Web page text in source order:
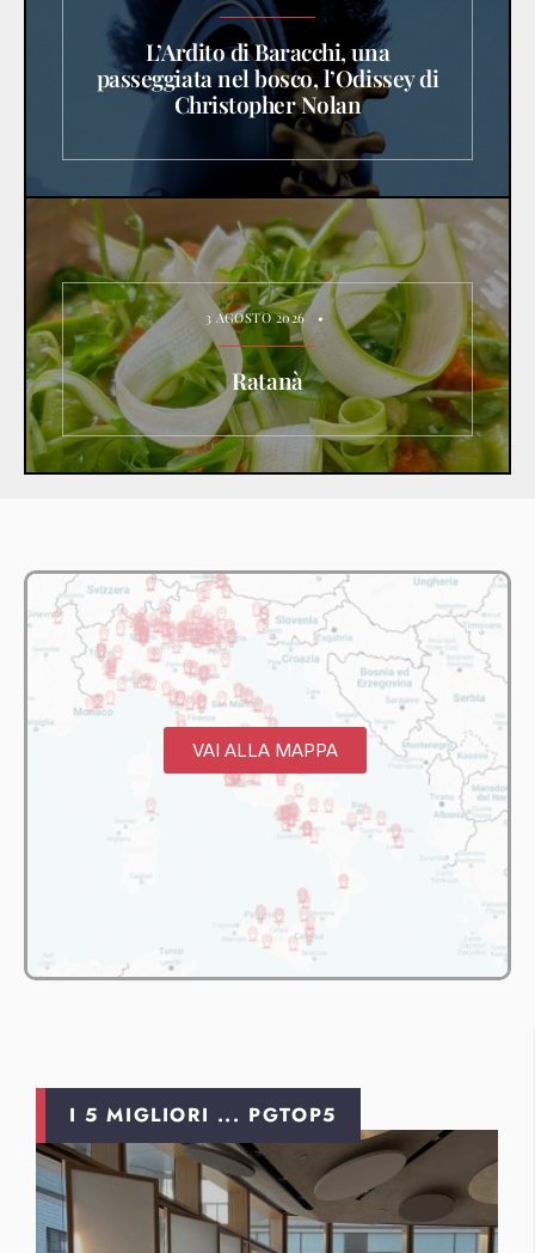
L’Ardito di Baracchi, una
passeggiata nel bosco, l’Odissey di
Christopher Nolan
3 AGOSTO 2026 •
Ratanà
VAI ALLA MAPPA
I 5 MIGLIORI ... PGTOP5